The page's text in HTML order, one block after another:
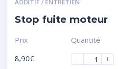
ADDITIF / ENTRETIEN
Stop fuite moteur
Prix
8,90€
Quantité
-
+